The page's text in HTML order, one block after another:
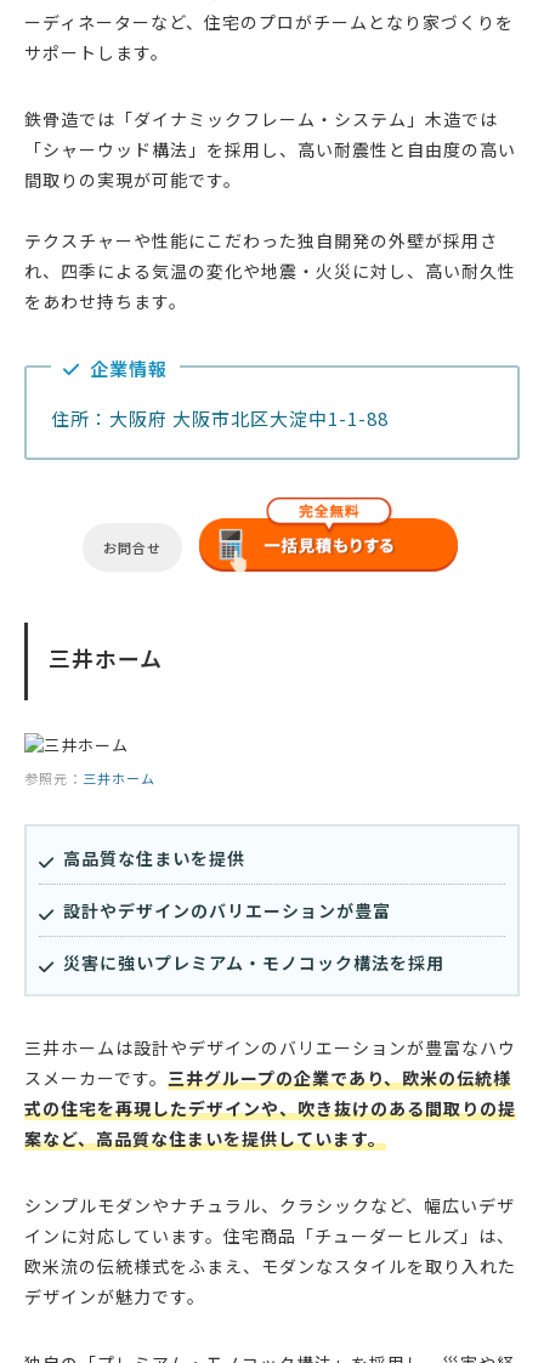
ーディネーターなど、住宅のプロがチームとなり家づくりを
サポートします。
鉄骨造では「ダイナミックフレーム・システム」木造では
「シャーウッド構法」を採用し、高い耐震性と自由度の高い
間取りの実現が可能です。
テクスチャーや性能にこだわった独自開発の外壁が採用さ
れ、四季による気温の変化や地震・火災に対し、高い耐久性
をあわせ持ちます。
企業情報
住所：大阪府 大阪市北区大淀中1-1-88
お問合せ
三井ホーム
参照元： 三井ホーム
高品質な住まいを提供
設計やデザインのバリエーションが豊富
災害に強いプレミアム・モノコック構法を採用
三井ホームは設計やデザインのバリエーションが豊富なハウ
スメーカーです。 三井グループの企業であり、欧米の伝統様
式の住宅を再現したデザインや、吹き抜けのある間取りの提
案など、高品質な住まいを提供しています。
シンプルモダンやナチュラル、クラシックなど、幅広いデザ
インに対応しています。住宅商品「チューダーヒルズ」は、
欧米流の伝統様式をふまえ、モダンなスタイルを取り入れた
デザインが魅力です。